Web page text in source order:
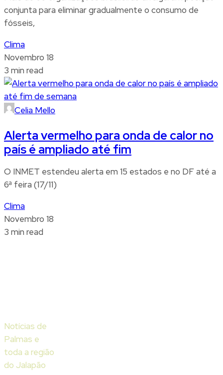
conjunta para eliminar gradualmente o consumo de
fósseis,
Clima
Novembro 18
3 min read
Celia Mello
Alerta vermelho para onda de calor no
país é ampliado até fim
O INMET estendeu alerta em 15 estados e no DF até a
6ª feira (17/11)
Clima
Novembro 18
3 min read
Notícias de
Palmas e
toda a região
do Jalapão